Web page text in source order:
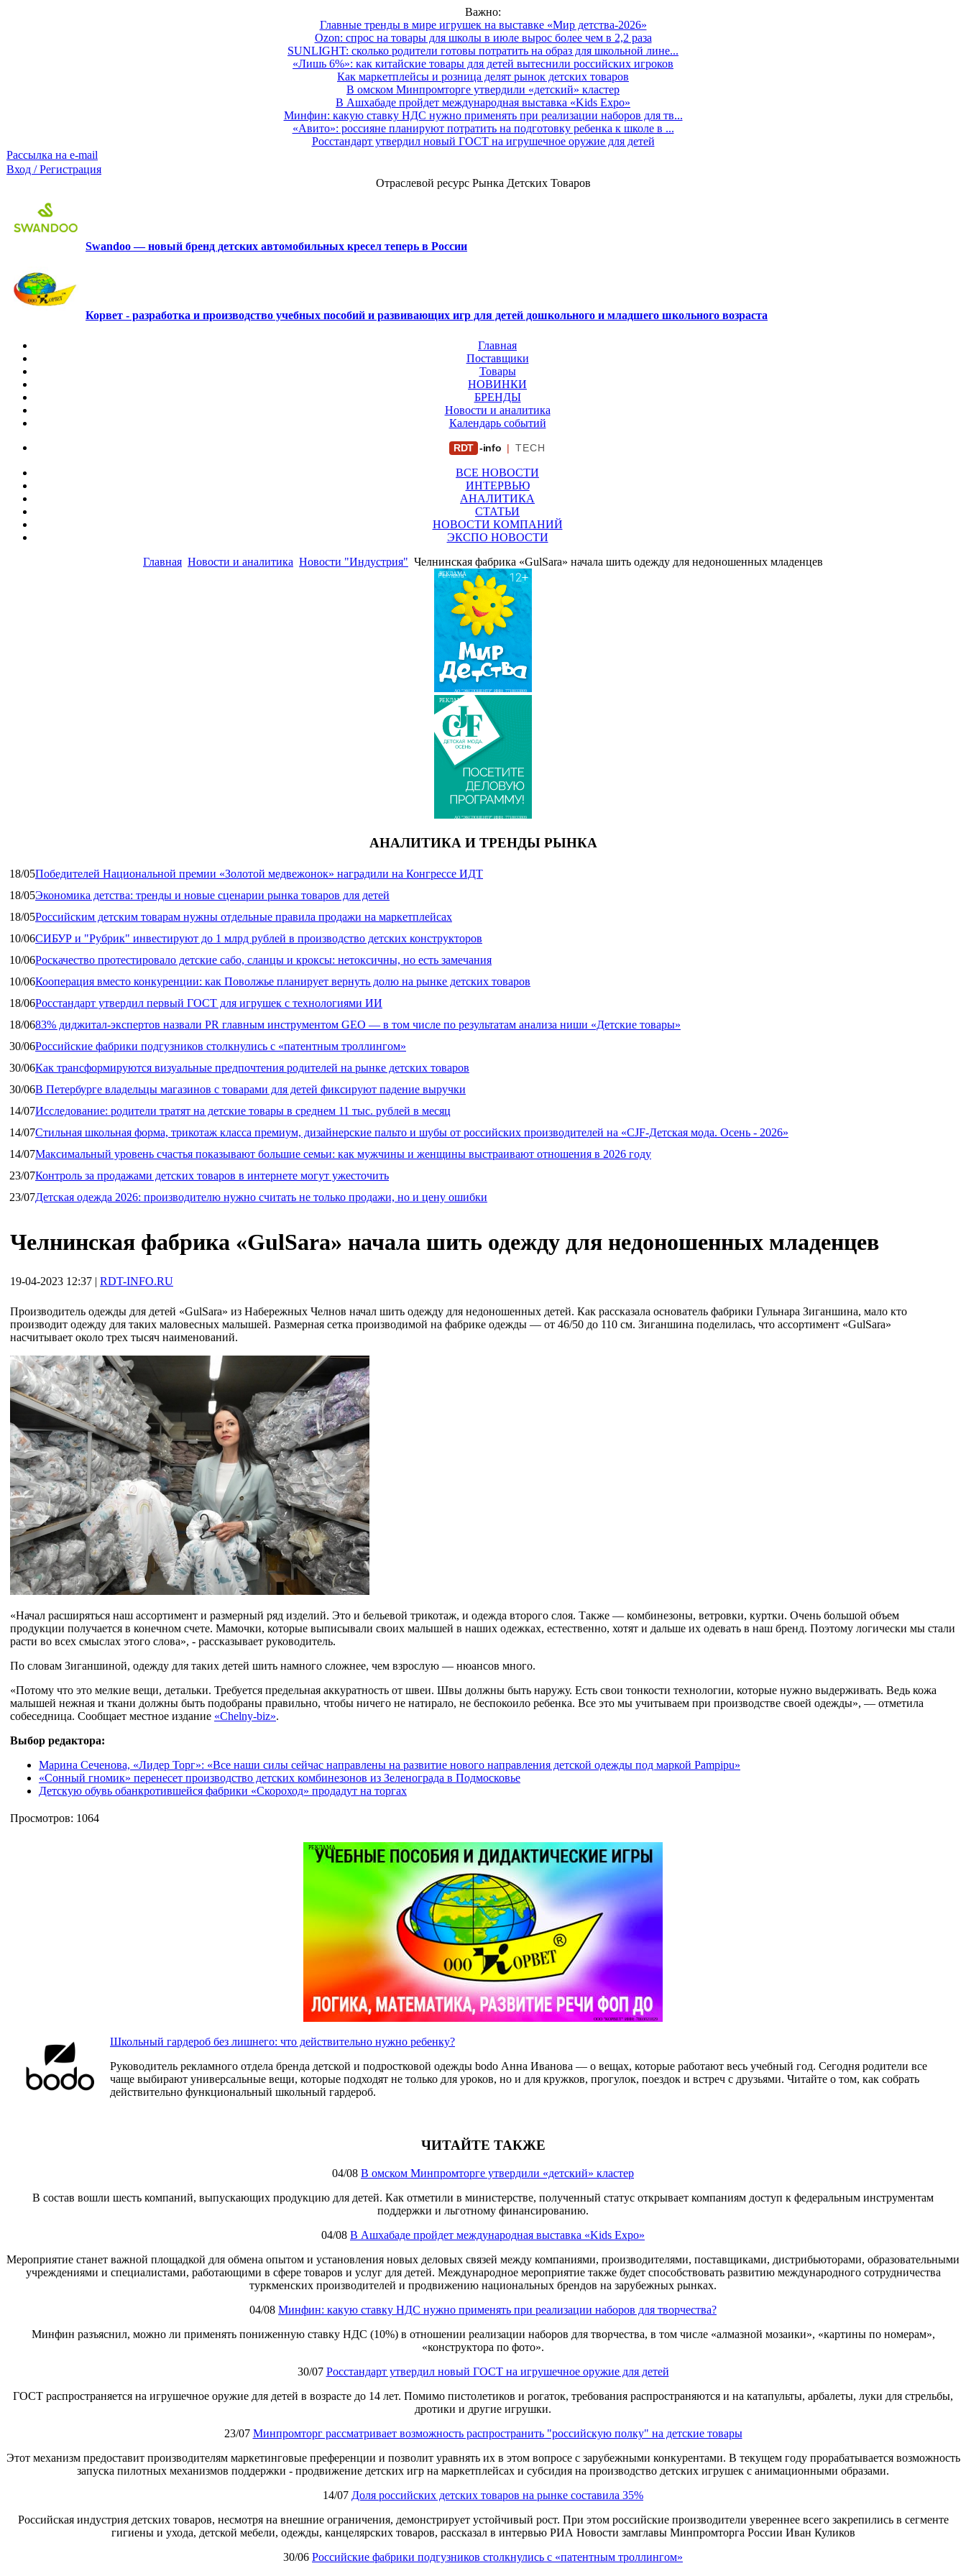
Важно:
Главные тренды в мире игрушек на выставке «Мир детства-2026»
Ozon: спрос на товары для школы в июле вырос более чем в 2,2 раза
SUNLIGHT: сколько родители готовы потратить на образ для школьной лине...
«Лишь 6%»: как китайские товары для детей вытеснили российских игроков
Как маркетплейсы и розница делят рынок детских товаров
В омском Минпромторге утвердили «детский» кластер
В Ашхабаде пройдет международная выставка «Kids Expo»
Минфин: какую ставку НДС нужно применять при реализации наборов для тв...
«Авито»: россияне планируют потратить на подготовку ребенка к школе в ...
Росстандарт утвердил новый ГОСТ на игрушечное оружие для детей
Рассылка на e-mail
Вход / Регистрация
Отраслевой ресурс Рынка Детских Товаров
Swandoo — новый бренд детских автомобильных кресел теперь в России
Корвет - разработка и производство учебных пособий и развивающих игр для детей дошкольного и младшего школьного возраста
Главная
Поставщики
Товары
НОВИНКИ
БРЕНДЫ
Новости и аналитика
Календарь событий
RDT -info | TECH
ВСЕ НОВОСТИ
ИНТЕРВЬЮ
АНАЛИТИКА
СТАТЬИ
НОВОСТИ КОМПАНИЙ
ЭКСПО НОВОСТИ
Главная Новости и аналитика Новости "Индустрия" Челнинская фабрика «GulSara» начала шить одежду для недоношенных младенцев
РЕКЛАМА
АО "ЭКСПОЦЕНТР" ИНН: 7718033809
РЕКЛАМА
АО "ЭКСПОЦЕНТР" ИНН: 7718033809
АНАЛИТИКА И ТРЕНДЫ РЫНКА
18/05Победителей Национальной премии «Золотой медвежонок» наградили на Конгрессе ИДТ
18/05Экономика детства: тренды и новые сценарии рынка товаров для детей
18/05Российским детским товарам нужны отдельные правила продажи на маркетплейсах
10/06СИБУР и "Рубрик" инвестируют до 1 млрд рублей в производство детских конструкторов
10/06Роскачество протестировало детские сабо, сланцы и кроксы: нетоксичны, но есть замечания
10/06Кооперация вместо конкуренции: как Поволжье планирует вернуть долю на рынке детских товаров
18/06Росстандарт утвердил первый ГОСТ для игрушек с технологиями ИИ
18/0683% диджитал‑экспертов назвали PR главным инструментом GEO — в том числе по результатам анализа ниши «Детские товары»
30/06Российские фабрики подгузников столкнулись с «патентным троллингом»
30/06Как трансформируются визуальные предпочтения родителей на рынке детских товаров
30/06В Петербурге владельцы магазинов с товарами для детей фиксируют падение выручки
14/07Исследование: родители тратят на детские товары в среднем 11 тыс. рублей в месяц
14/07Стильная школьная форма, трикотаж класса премиум, дизайнерские пальто и шубы от российских производителей на «CJF-Детская мода. Осень - 2026»
14/07Максимальный уровень счастья показывают большие семьи: как мужчины и женщины выстраивают отношения в 2026 году
23/07Контроль за продажами детских товаров в интернете могут ужесточить
23/07Детская одежда 2026: производителю нужно считать не только продажи, но и цену ошибки
Челнинская фабрика «GulSara» начала шить одежду для недоношенных младенцев
19-04-2023 12:37 | RDT-INFO.RU
Производитель одежды для детей «GulSara» из Набережных Челнов начал шить одежду для недоношенных детей. Как рассказала основатель фабрики Гульнара Зиганшина, мало кто
производит одежду для таких маловесных малышей. Размерная сетка производимой на фабрике одежды — от 46/50 до 110 см. Зиганшина поделилась, что ассортимент «GulSara»
насчитывает около трех тысяч наименований.
«Начал расширяться наш ассортимент и размерный ряд изделий. Это и бельевой трикотаж, и одежда второго слоя. Также — комбинезоны, ветровки, куртки. Очень большой объем
продукции получается в конечном счете. Мамочки, которые выписывали своих малышей в наших одежках, естественно, хотят и дальше их одевать в наш бренд. Поэтому логически мы стали
расти во всех смыслах этого слова», - рассказывает руководитель.
По словам Зиганшиной, одежду для таких детей шить намного сложнее, чем взрослую — нюансов много.
«Потому что это мелкие вещи, детальки. Требуется предельная аккуратность от швеи. Швы должны быть наружу. Есть свои тонкости технологии, которые нужно выдерживать. Ведь кожа
малышей нежная и ткани должны быть подобраны правильно, чтобы ничего не натирало, не беспокоило ребенка. Все это мы учитываем при производстве своей одежды», — отметила
собеседница. Сообщает местное издание «Сhelny-biz».
Выбор редактора:
Марина Сеченова, «Лидер Торг»: «Все наши силы сейчас направлены на развитие нового направления детской одежды под маркой Pampipu»
«Сонный гномик» перенесет производство детских комбинезонов из Зеленограда в Подмосковье
Детскую обувь обанкротившейся фабрики «Скороход» продадут на торгах
Просмотров: 1064
РЕКЛАМА
ООО "КОРВЕТ" ИНН: 7803021829
Школьный гардероб без лишнего: что действительно нужно ребенку?
Руководитель рекламного отдела бренда детской и подростковой одежды bodo Анна Иванова — о вещах, которые работают весь учебный год. Сегодня родители все
чаще выбирают универсальные вещи, которые подходят не только для уроков, но и для кружков, прогулок, поездок и встреч с друзьями. Читайте о том, как собрать
действительно функциональный школьный гардероб.
ЧИТАЙТЕ ТАКЖЕ
04/08 В омском Минпромторге утвердили «детский» кластер
В состав вошли шесть компаний, выпускающих продукцию для детей. Как отметили в министерстве, полученный статус открывает компаниям доступ к федеральным инструментам
поддержки и льготному финансированию.
04/08 В Ашхабаде пройдет международная выставка «Kids Expo»
Мероприятие станет важной площадкой для обмена опытом и установления новых деловых связей между компаниями, производителями, поставщиками, дистрибьюторами, образовательными
учреждениями и специалистами, работающими в сфере товаров и услуг для детей. Международное мероприятие также будет способствовать развитию международного сотрудничества
туркменских производителей и продвижению национальных брендов на зарубежных рынках.
04/08 Минфин: какую ставку НДС нужно применять при реализации наборов для творчества?
Минфин разъяснил, можно ли применять пониженную ставку НДС (10%) в отношении реализации наборов для творчества, в том числе «алмазной мозаики», «картины по номерам»,
«конструктора по фото».
30/07 Росстандарт утвердил новый ГОСТ на игрушечное оружие для детей
ГОСТ распространяется на игрушечное оружие для детей в возрасте до 14 лет. Помимо пистолетиков и рогаток, требования распространяются и на катапульты, арбалеты, луки для стрельбы,
дротики и другие игрушки.
23/07 Минпромторг рассматривает возможность распространить "российскую полку" на детские товары
Этот механизм предоставит производителям маркетинговые преференции и позволит уравнять их в этом вопросе с зарубежными конкурентами. В текущем году прорабатывается возможность
запуска пилотных механизмов поддержки - продвижение детских игр на маркетплейсах и субсидия на производство детских игрушек с анимационными образами.
14/07 Доля российских детских товаров на рынке составила 35%
Российская индустрия детских товаров, несмотря на внешние ограничения, демонстрирует устойчивый рост. При этом российские производители увереннее всего закрепились в сегменте
гигиены и ухода, детской мебели, одежды, канцелярских товаров, рассказал в интервью РИА Новости замглавы Минпромторга России Иван Куликов
30/06 Российские фабрики подгузников столкнулись с «патентным троллингом»